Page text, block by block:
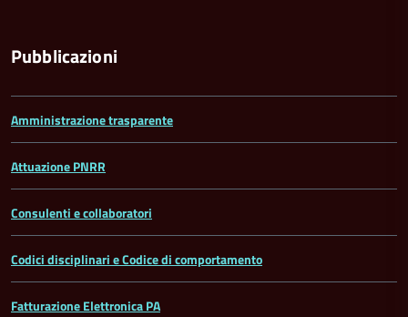
Pubblicazioni
Amministrazione trasparente
Attuazione PNRR
Consulenti e collaboratori
Codici disciplinari e Codice di comportamento
Fatturazione Elettronica PA